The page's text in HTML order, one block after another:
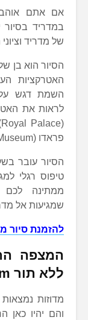
אם אתם
במדריד
של מדריד
הסיור הוא בן
האטרקציות
השמת דגש על
לראות את
פראדו (Prado Museum) ופארק רטירו (Retiro Park).
הסיור עובר
ממתינה
שמגיעות אל
להזמנת סיור
המצפה
ללא תור Atlantis Aquarium
והם יהיו כאן